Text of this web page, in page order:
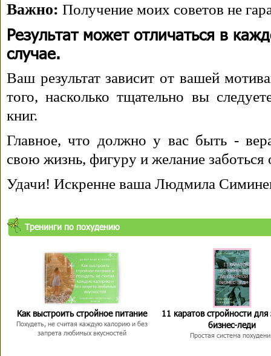
Важно: Получение моих советов не
Результат может отличаться в
случае.
Ваш результат зависит от вашей
того, насколько тщательно вы
книг.
Главное, что должно у вас быть -
свою жизнь, фигуру и желание заботься
Удачи! Искренне ваша Людмила
Тренинги по похудению
Как выстроить стройное питание
Похудеть, не считая каждую калорию и без
запрета любимых вкусностей
11 каратов стройности для
бизнес-леди
Простая система